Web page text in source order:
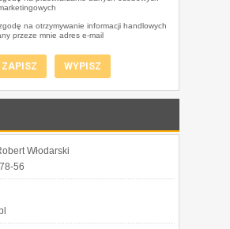
na otrzymywanie informacji handlowych
przeze mnie adres e-mail
Włodarski
56